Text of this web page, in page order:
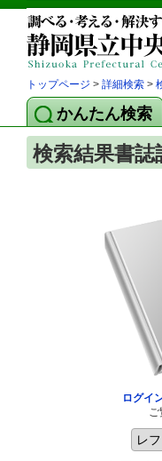
トップページ > 詳細検索 >
かんたん検索
検索結果書誌
ログイ